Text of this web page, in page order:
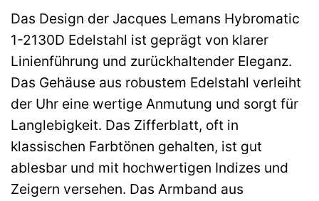
Das Design der Jacques Lemans Hybromatic
1-2130D Edelstahl ist geprägt von klarer
Linienführung und zurückhaltender Eleganz.
Das Gehäuse aus robustem Edelstahl verleiht
der Uhr eine wertige Anmutung und sorgt für
Langlebigkeit. Das Zifferblatt, oft in
klassischen Farbtönen gehalten, ist gut
ablesbar und mit hochwertigen Indizes und
Zeigern versehen. Das Armband aus